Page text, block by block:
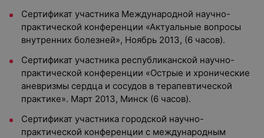
Сертификат участника Международной научно-
практической конференции «Актуальные вопросы
внутренних болезней», Ноябрь 2013, (6 часов).
Сертификат участника республиканской научно-
практической конференции «Острые и хронические
аневризмы сердца и сосудов в терапевтической
практике». Март 2013, Минск (6 часов).
Сертификат участника городской научно-
практической конференции с международным